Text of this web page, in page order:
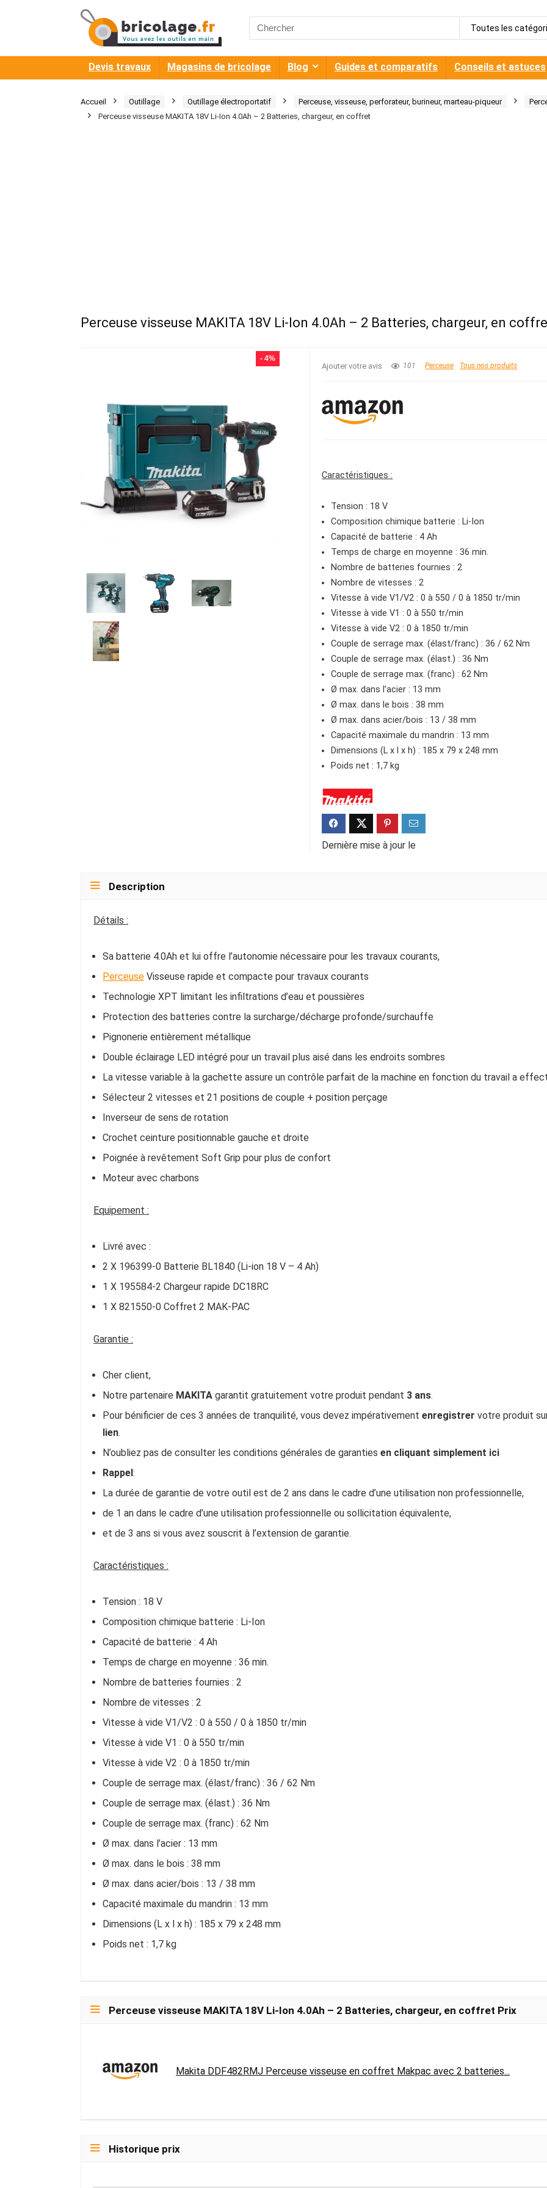
Search
for:
Toutes les
Devis travaux Magasins de bricolage Blog Guides et comparatifs Conseils et astuces
Accueil Outillage Outillage électroportatif Perceuse, visseuse, perforateur, burineur, marteau-piqueur
Perceuse visseuse MAKITA 18V Li-Ion 4.0Ah – 2 Batteries, chargeur, en coffret
Perceuse visseuse MAKITA 18V Li-Ion 4.0Ah – 2 Batteries, chargeur, en
- 4%
Ajouter votre avis 101 Perceuse Tous nos produits
Caractéristiques :
Tension : 18 V
Composition chimique batterie : Li-Ion
Capacité de batterie : 4 Ah
Temps de charge en moyenne : 36 min.
Nombre de batteries fournies : 2
Nombre de vitesses : 2
Vitesse à vide V1/V2 : 0 à 550 / 0 à 1850 tr/min
Vitesse à vide V1 : 0 à 550 tr/min
Vitesse à vide V2 : 0 à 1850 tr/min
Couple de serrage max. (élast/franc) : 36 / 62 Nm
Couple de serrage max. (élast.) : 36 Nm
Couple de serrage max. (franc) : 62 Nm
Ø max. dans l’acier : 13 mm
Ø max. dans le bois : 38 mm
Ø max. dans acier/bois : 13 / 38 mm
Capacité maximale du mandrin : 13 mm
Dimensions (L x l x h) : 185 x 79 x 248 mm
Poids net : 1,7 kg
Dernière mise à jour le
Description
Détails :
Sa batterie 4.0Ah et lui offre l’autonomie nécessaire pour les travaux courants,
Perceuse Visseuse rapide et compacte pour travaux courants
Technologie XPT limitant les infiltrations d’eau et poussières
Protection des batteries contre la surcharge/décharge profonde/surchauffe
Pignonerie entièrement métallique
Double éclairage LED intégré pour un travail plus aisé dans les endroits sombres
La vitesse variable à la gachette assure un contrôle parfait de la machine en fonction du travail a
Sélecteur 2 vitesses et 21 positions de couple + position perçage
Inverseur de sens de rotation
Crochet ceinture positionnable gauche et droite
Poignée à revêtement Soft Grip pour plus de confort
Moteur avec charbons
Equipement :
Livré avec :
2 X 196399-0 Batterie BL1840 (Li-ion 18 V – 4 Ah)
1 X 195584-2 Chargeur rapide DC18RC
1 X 821550-0 Coffret 2 MAK-PAC
Garantie :
Cher client,
Notre partenaire MAKITA garantit gratuitement votre produit pendant 3 ans.
Pour bénificier de ces 3 années de tranquilité, vous devez impérativement enregistrer votre produit
lien.
N’oubliez pas de consulter les conditions générales de garanties en cliquant simplement ici
Rappel:
La durée de garantie de votre outil est de 2 ans dans le cadre d’une utilisation non professionnelle,
de 1 an dans le cadre d’une utilisation professionnelle ou sollicitation équivalente,
et de 3 ans si vous avez souscrit à l’extension de garantie.
Caractéristiques :
Tension : 18 V
Composition chimique batterie : Li-Ion
Capacité de batterie : 4 Ah
Temps de charge en moyenne : 36 min.
Nombre de batteries fournies : 2
Nombre de vitesses : 2
Vitesse à vide V1/V2 : 0 à 550 / 0 à 1850 tr/min
Vitesse à vide V1 : 0 à 550 tr/min
Vitesse à vide V2 : 0 à 1850 tr/min
Couple de serrage max. (élast/franc) : 36 / 62 Nm
Couple de serrage max. (élast.) : 36 Nm
Couple de serrage max. (franc) : 62 Nm
Ø max. dans l’acier : 13 mm
Ø max. dans le bois : 38 mm
Ø max. dans acier/bois : 13 / 38 mm
Capacité maximale du mandrin : 13 mm
Dimensions (L x l x h) : 185 x 79 x 248 mm
Poids net : 1,7 kg
Perceuse visseuse MAKITA 18V Li-Ion 4.0Ah – 2 Batteries, chargeur, en coffret Prix
Makita DDF482RMJ Perceuse visseuse en coffret Makpac avec 2 batteries...
Historique prix